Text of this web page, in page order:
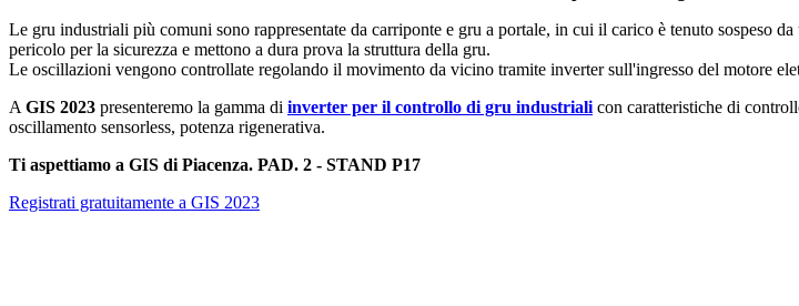
Le gru industriali più comuni sono rappresentate da carriponte e gru a portale, in cui il carico è tenuto sospeso
pericolo per la sicurezza e mettono a dura prova la struttura della gru.
Le oscillazioni vengono controllate regolando il movimento da vicino tramite inverter sull'ingresso del motore
A GIS 2023 presenteremo la gamma di inverter per il controllo di gru industriali con caratteristiche di
oscillamento sensorless, potenza rigenerativa.
Ti aspettiamo a GIS di Piacenza. PAD. 2 - STAND P17
Registrati gratuitamente a GIS 2023